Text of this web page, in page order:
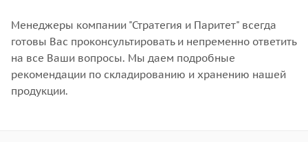
Менеджеры компании "Стратегия и Паритет" всегда
готовы Вас проконсультировать и непременно ответить
на все Ваши вопросы. Мы даем подробные
рекомендации по складированию и хранению нашей
продукции.